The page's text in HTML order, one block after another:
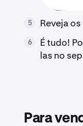
5 Reveja
6
É tudo!
las no
Para